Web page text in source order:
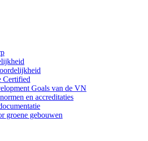
Certified
Goals van de VN
en accreditaties
groene gebouwen